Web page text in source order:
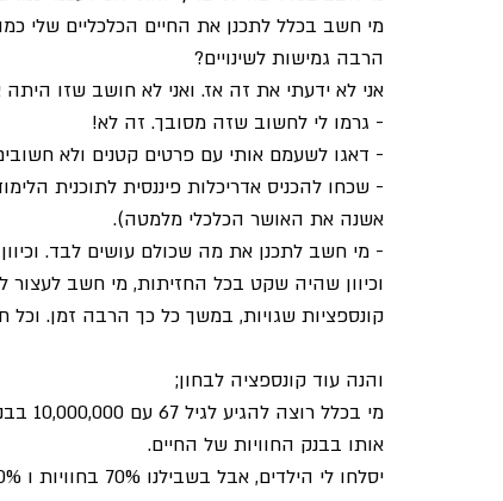
מי חשב בכלל לתכנן את החיים הכלכליים שלי
הרבה גמישות לשינויים?
אני לא ידעתי את זה אז. ואני לא חושב שזו
- גרמו לי לחשוב שזה מסובך. זה לא!
- דאגו לשעמם אותי עם פרטים קטנים ולא
- שכחו להכניס אדריכלות פיננסית לתוכנית
אשנה את האושר הכלכלי מלמטה).
- מי חשב לתכנן את מה שכולם עושים לבד.
וכיוון שהיה שקט בכל החזיתות, מי חשב לעצור
קונספציות שגויות, במשך כל כך הרבה זמן. וכל
והנה עוד קונספציה לבחון;
מי
אותו בבנק החוויות של החיים.
יסלחו לי הילדים, אבל בשבילנו 70% בחוויות ו 30% בירושה, נשמע לי מגניב ממש